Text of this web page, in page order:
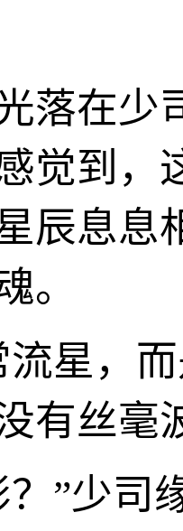
落在少
觉到，
辰息息
。
流星，
有丝毫
？”少司